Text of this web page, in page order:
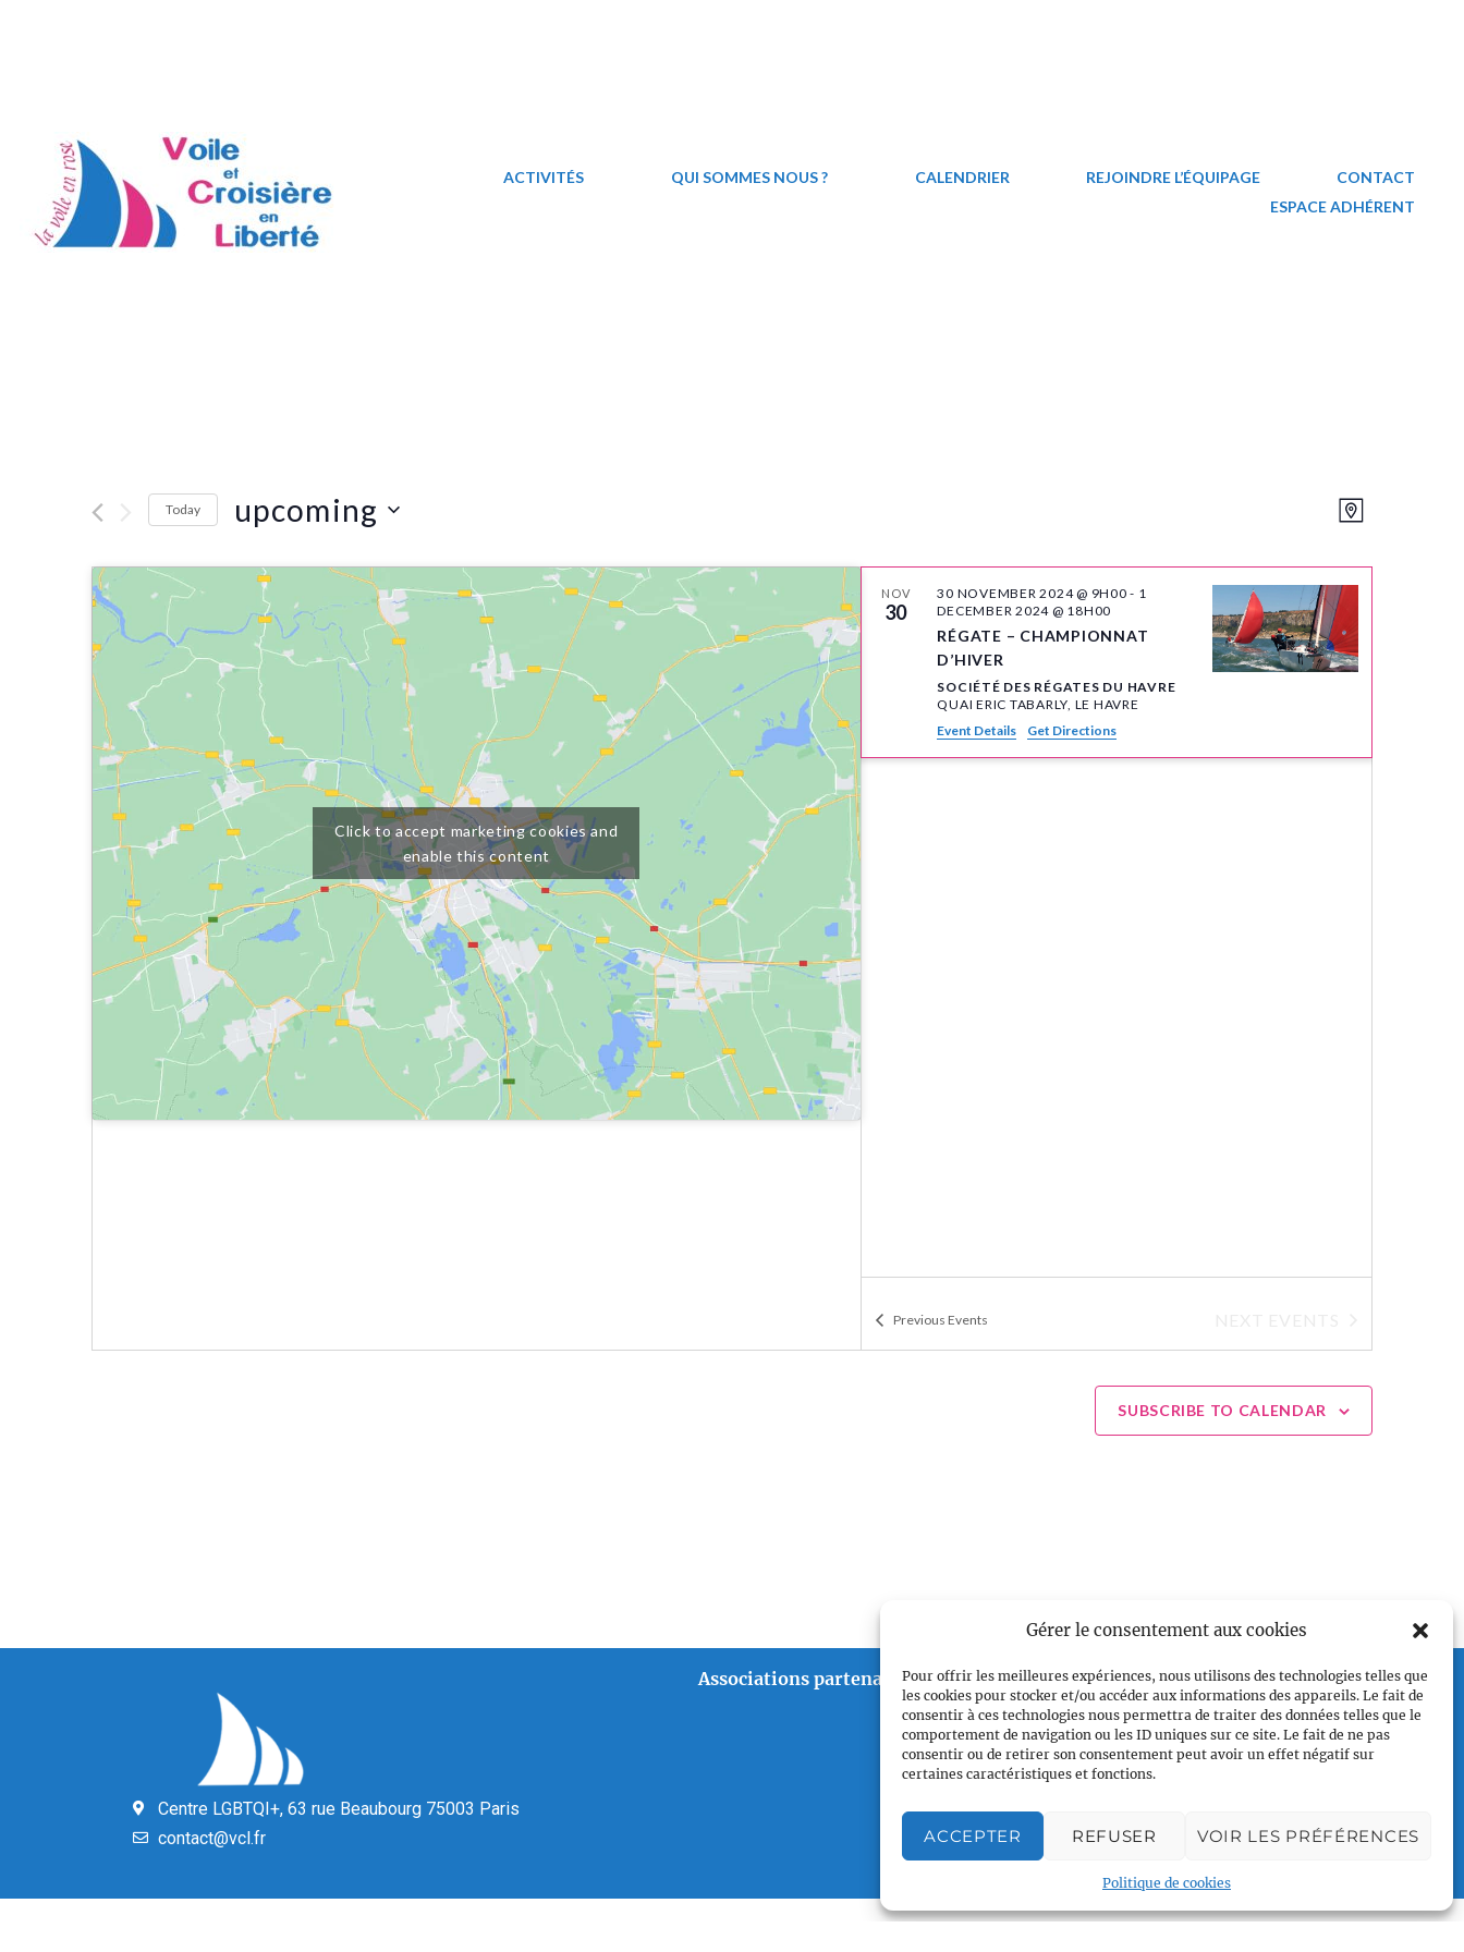
Gérer le consentement aux cookies
Pour offrir les meilleures expériences, nous utilisons des technologies telles que
les cookies pour stocker et/ou accéder aux informations des appareils. Le fait de
consentir à ces technologies nous permettra de traiter des données telles que le
comportement de navigation ou les ID uniques sur ce site. Le fait de ne pas
consentir ou de retirer son consentement peut avoir un effet négatif sur
certaines caractéristiques et fonctions.
ACCEPTER REFUSER VOIR LES PRÉFÉRENCES
Politique de cookies
ACTIVITÉS QUI SOMMES NOUS ? CALENDRIER REJOINDRE L’ÉQUIPAGE
CONTACT
ESPACE ADHÉRENT
Views
Event
Navigation
MAP
Today upcoming
date.
Click to accept marketing cookies and
enable this content
NOV
30
30 NOVEMBER 2024 @ 9H00 - 1
DECEMBER 2024 @ 18H00
RÉGATE – CHAMPIONNAT
D’HIVER
SOCIÉTÉ DES RÉGATES DU HAVRE
QUAI ERIC TABARLY, LE HAVRE
Event Details
Get Directions
Previous Events
SUBSCRIBE TO CALENDAR
Centre LGBTQI+, 63 rue Beaubourg 75003 Paris
contact@vcl.fr
Associations partenaires Plan du site
Accueil
Qui sommes nous
Croisières gay
Voile sportive
Calendrier
Rejoindre l'équipage
Contact